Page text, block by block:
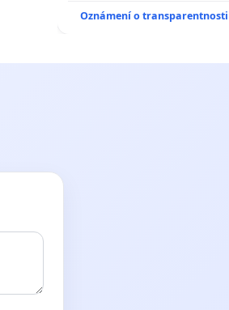
Oznámení o transparentnosti